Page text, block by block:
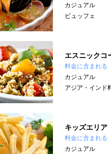
カジュアル
ビュッフェ
エスニックコ
料金に含まれる
カジュアル
アジア・インド
キッズエリア
料金に含まれる
カジュアル